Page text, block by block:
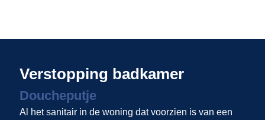
Verstopping badkamer
Doucheputje
Al het sanitair in de woning dat voorzien is van een